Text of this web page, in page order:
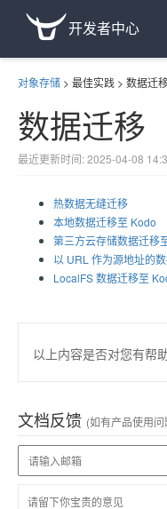
开发者中心
对象存储 > 最佳实践 > 数据迁
数据迁移
最近更新时间: 2025-04-08
热数据无缝迁移
本地数据迁移至 Kodo
第三方云存储数据迁移
以 URL 作为源地址的
LocalFS 数据迁移至
以上内容是否对您有帮
文档反馈 (如有产品使用